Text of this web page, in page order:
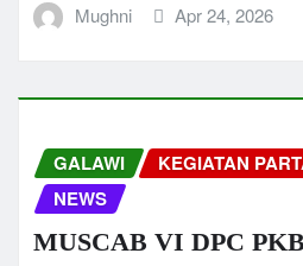
Mughni Apr 24, 2026
GALAWI KEGIATAN
NEWS
MUSCAB VI DPC